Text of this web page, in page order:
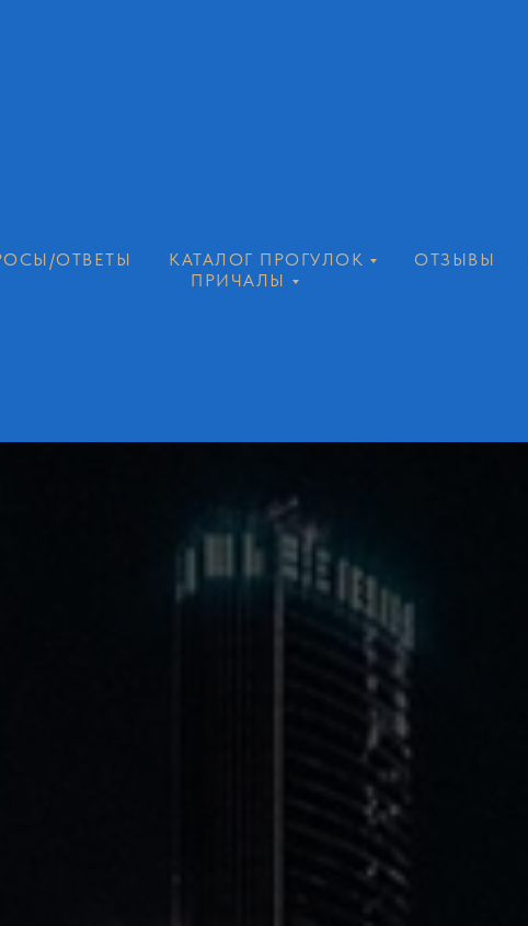
ОТВЕТЫ КАТАЛОГ ПРОГУЛОК ОТЗЫВЫ
ПРИЧАЛЫ